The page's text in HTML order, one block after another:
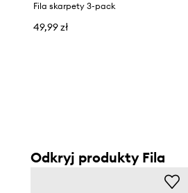
Fila skarpety 3-pack
49,99 zł
Odkryj produkty Fila